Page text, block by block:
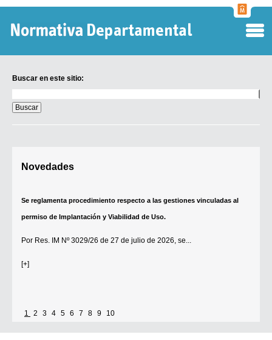
Buscar en este sitio:
en
este
sitio:
Novedades
Se reglamenta procedimiento respecto a las gestiones vinculadas al
permiso de Implantación y Viabilidad de Uso.
Por Res. IM Nº 3029/26 de 27 de julio de 2026, se...
[+]
1 2 3 4 5 6 7 8 9 10